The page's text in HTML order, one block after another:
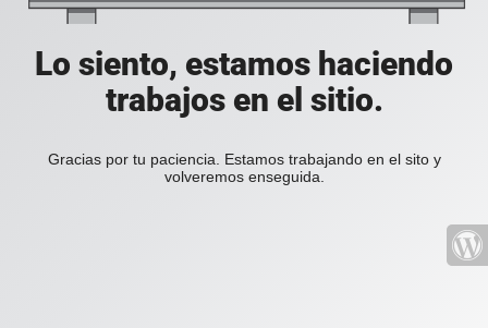
Lo siento, estamos haciendo
trabajos en el sitio.
Gracias por tu paciencia. Estamos trabajando en el sito y
volveremos enseguida.